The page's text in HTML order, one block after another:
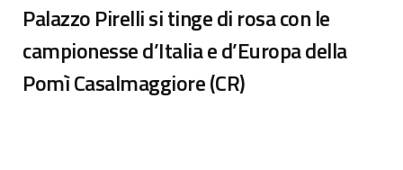
Palazzo Pirelli si tinge di rosa con le
campionesse d’Italia e d’Europa della
Pomì Casalmaggiore (CR)